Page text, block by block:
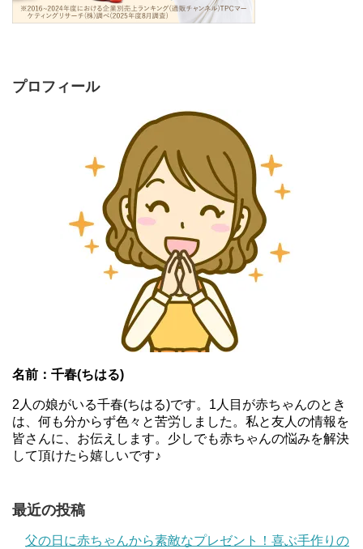
プロフィール
名前：千春(ちはる)
2人の娘がいる千春(ちはる)です。1人目が赤ちゃんのとき
は、何も分からず色々と苦労しました。私と友人の情報を
皆さんに、お伝えします。少しでも赤ちゃんの悩みを解決
して頂けたら嬉しいです♪
最近の投稿
父の日に赤ちゃんから素敵なプレゼント！喜ぶ手作りの